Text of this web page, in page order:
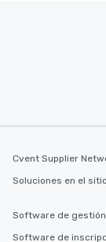
Cvent Supplier
Soluciones en el
Software de
Software de